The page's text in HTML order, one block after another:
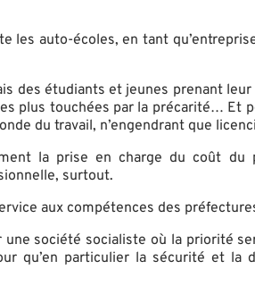
auto-écoles, en tant
des étudiants et jeunes prenant
plus touchées par la précarité… Et
du travail, n’engendrant que
la prise en charge du coût
surtout.
aux compétences des
société socialiste où la priorité
qu’en particulier la sécurité et